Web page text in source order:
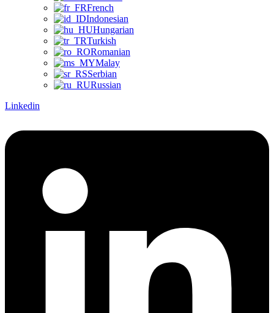
French
Indonesian
Hungarian
Turkish
Romanian
Malay
Serbian
Russian
Linkedin